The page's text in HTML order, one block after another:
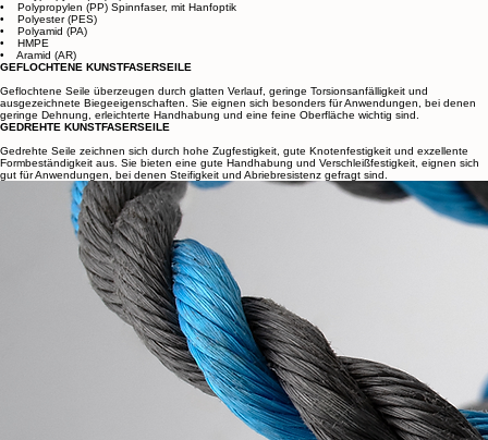
• Polypropylen (PP) Multifil, in 35 verschiedenen Farben erhältlich
• Polypropylen (PP) Splitfilm
• Polypropylen (PP) Spinnfaser, mit Hanfoptik
• Polyester (PES)
• Polyamid (PA)
• HMPE
GEFLOCHTENE KUNSTFASERSEILE
Geflochtene Seile überzeugen durch glatten Verlauf, geringe Torsionsanfälligkeit und
ausgezeichnete Biegeeigenschaften. Sie eignen sich besonders für Anwendungen, bei denen
GEDREHTE KUNSTFASERSEILE
Gedrehte Seile zeichnen sich durch hohe Zugfestigkeit, gute Knotenfestigkeit und exzellente
Formbeständigkeit aus. Sie bieten eine gute Handhabung und Verschleißfestigkeit, eignen sich
gut für Anwendungen, bei denen Steifigkeit und Abriebresistenz gefragt sind.